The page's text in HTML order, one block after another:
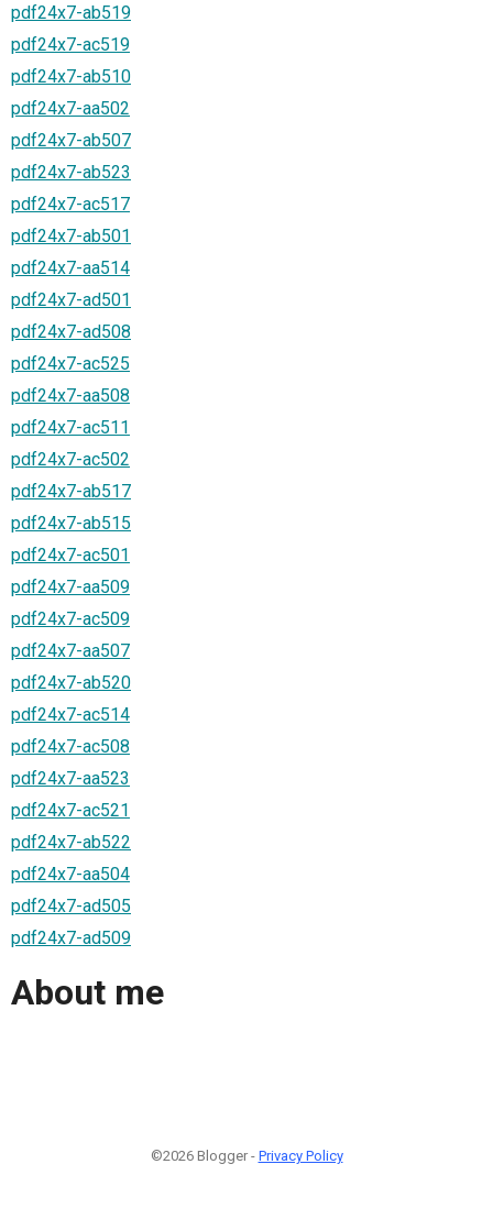
pdf24x7-ab519
pdf24x7-ac519
pdf24x7-ab510
pdf24x7-aa502
pdf24x7-ab507
pdf24x7-ab523
pdf24x7-ac517
pdf24x7-ab501
pdf24x7-aa514
pdf24x7-ad501
pdf24x7-ad508
pdf24x7-ac525
pdf24x7-aa508
pdf24x7-ac511
pdf24x7-ac502
pdf24x7-ab517
pdf24x7-ab515
pdf24x7-ac501
pdf24x7-aa509
pdf24x7-ac509
pdf24x7-aa507
pdf24x7-ab520
pdf24x7-ac514
pdf24x7-ac508
pdf24x7-aa523
pdf24x7-ac521
pdf24x7-ab522
pdf24x7-aa504
pdf24x7-ad505
pdf24x7-ad509
About me
©2026 Blogger - Privacy Policy